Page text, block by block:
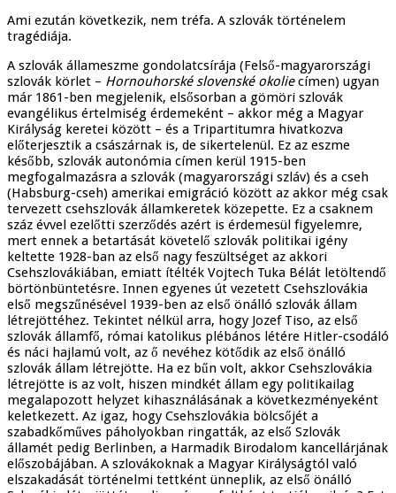
Ami ezután következik, nem tréfa. A szlovák történelem
tragédiája.
A szlovák állameszme gondolatcsírája (Felső-magyarországi
szlovák körlet – Hornouhorské slovenské okoliecímen) ugyan
már 1861-ben megjelenik, elsősorban a gömöri szlovák
evangélikus értelmiség érdemeként – akkor még a Magyar
Királyság keretei között – és a Tripartitumra hivatkozva
előterjesztik a császárnak is, de sikertelenül. Ez az eszme
később, szlovák autonómia címen kerül 1915-ben
megfogalmazásra a szlovák (magyarországi szláv) és a cseh
(Habsburg-cseh) amerikai emigráció között az akkor még csak
tervezett csehszlovák államkeretek közepette. Ez a csaknem
száz évvel ezelőtti szerződés azért is érdemesül figyelemre,
mert ennek a betartását követelő szlovák politikai igény
keltette 1928-ban az első nagy feszültséget az akkori
Csehszlovákiában, emiatt ítélték Vojtech Tuka Bélát letöltendő
börtönbüntetésre. Innen egyenes út vezetett Csehszlovákia
első megszűnésével 1939-ben az első önálló szlovák állam
létrejöttéhez. Tekintet nélkül arra, hogy Jozef Tiso, az első
szlovák államfő, római katolikus plébános létére Hitler-csodáló
és náci hajlamú volt, az ő nevéhez kötődik az első önálló
szlovák állam létrejötte. Ha ez bűn volt, akkor Csehszlovákia
létrejötte is az volt, hiszen mindkét állam egy politikailag
megalapozott helyzet kihasználásának a következményeként
keletkezett. Az igaz, hogy Csehszlovákia bölcsőjét a
szabadkőműves páholyokban ringatták, az első Szlovák
államét pedig Berlinben, a Harmadik Birodalom kancellárjának
előszobájában. A szlovákoknak a Magyar Királyságtól való
elszakadását történelmi tettként ünneplik, az első önálló